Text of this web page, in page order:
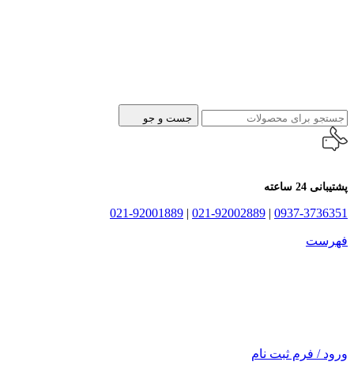
جست و جو
پشتیبانی 24 ساعته
0937-3736351
|
021-92002889
|
021-92001889
فهرست
ورود / فرم ثبت نام